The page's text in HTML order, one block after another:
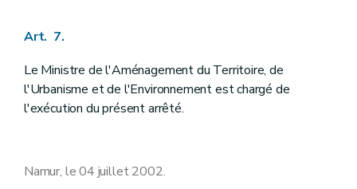
Art. 7.
Le Ministre de l'Aménagement du Territoire, de
l'Urbanisme et de l'Environnement est chargé de
l'exécution du présent arrêté.
Namur, le 04 juillet 2002.